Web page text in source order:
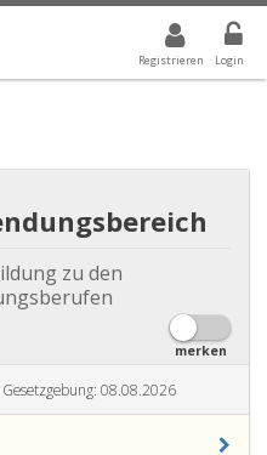
Registrieren Login
WERT IST ALLE
zu den
merken
08.08.2026